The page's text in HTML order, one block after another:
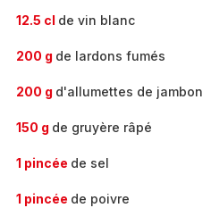
12.5 cl de vin blanc
200 g de lardons fumés
200 g d'allumettes de jambon
150 g de gruyère râpé
1 pincée de sel
1 pincée de poivre